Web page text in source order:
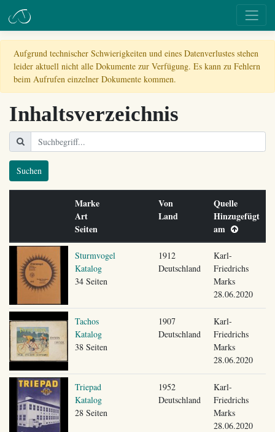
Aufgrund technischer Schwierigkeiten und eines Datenverlustes stehen
leider aktuell nicht alle Dokumente zur Verfügung. Es kann zu Fehlern
beim Aufrufen einzelner Dokumente kommen.
Inhaltsverzeichnis
Suchen
Marke
Art
Seiten
Von
Land
Quelle
Hinzugefügt
am
Sturmvogel
Katalog
34 Seiten
1912
Deutschland
Karl-
Friedrichs
Marks
28.06.2020
Tachos
Katalog
38 Seiten
1907
Deutschland
Karl-
Friedrichs
Marks
28.06.2020
Triepad
Katalog
28 Seiten
1952
Deutschland
Karl-
Friedrichs
Marks
28.06.2020